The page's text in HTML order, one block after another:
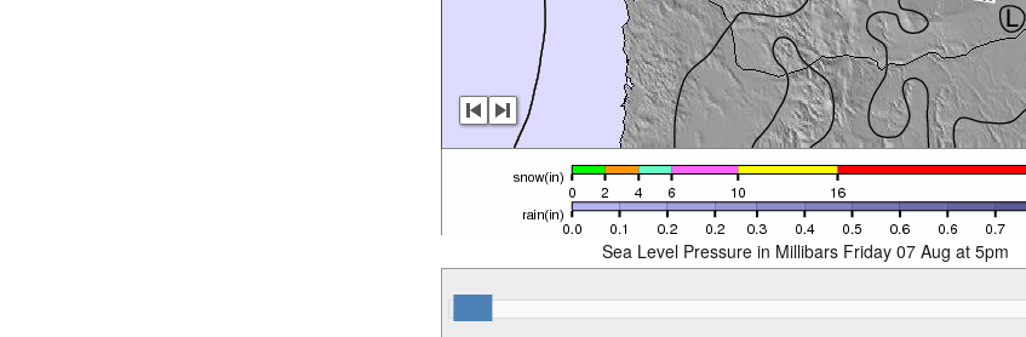
Sea Level Pressure in Millibars Friday 07 Aug at 5pm